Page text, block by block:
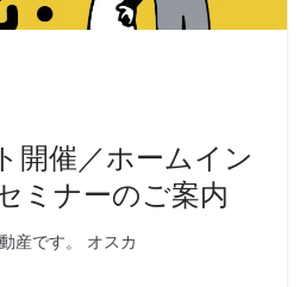
開催／ホームイン
ミナーのご案内
産です。 オスカ